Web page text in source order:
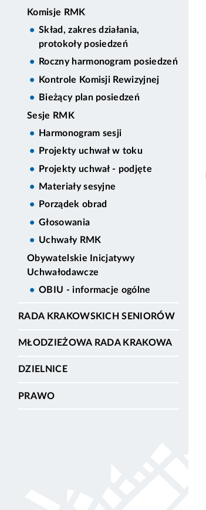
Komisje RMK
Skład, zakres działania,
protokoły posiedzeń
Roczny harmonogram posiedzeń
Kontrole Komisji Rewizyjnej
Bieżący plan posiedzeń
Sesje RMK
Harmonogram sesji
Projekty uchwał w toku
Projekty uchwał - podjęte
Materiały sesyjne
Porządek obrad
Głosowania
Uchwały RMK
Obywatelskie Inicjatywy
Uchwałodawcze
OBIU - informacje ogólne
RADA KRAKOWSKICH SENIORÓW
MŁODZIEŻOWA RADA KRAKOWA
DZIELNICE
PRAWO